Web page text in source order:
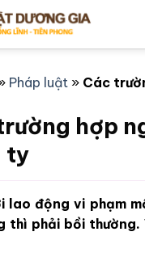
Pháp luật » Các
hợp
ty
lao động vi phạm
thì phải bồi